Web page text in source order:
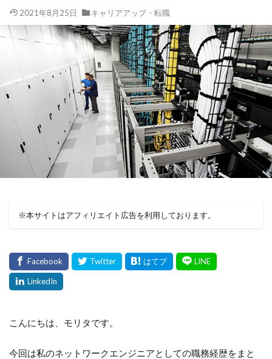
2021年8月25日 キャリアアップ・転職
※本サイトはアフィリエイト広告を利用しております。
こんにちは、モリタです。
今回は私のネットワークエンジニアとしての職務経歴をまと